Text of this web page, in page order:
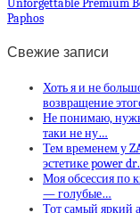
Unforgettable Premium
Paphos
Свежие записи
Хоть я и не
возвращение
Не понимаю,
таки не ну…
Тем временем у
эстетике power
Моя обсессия по
— голубые…
Тот самый яркий